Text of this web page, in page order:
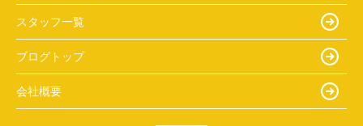
スタッフ一覧
ブログトップ
会社概要